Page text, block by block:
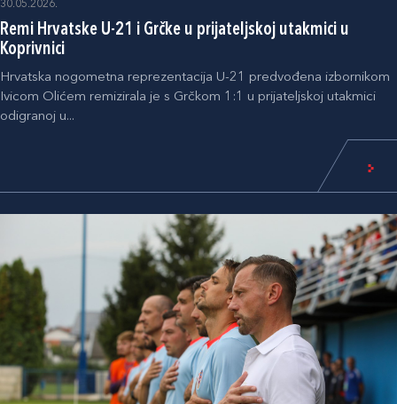
30.05.2026.
Remi Hrvatske U-21 i Grčke u prijateljskoj utakmici u
Koprivnici
Hrvatska nogometna reprezentacija U-21 predvođena izbornikom
Ivicom Olićem remizirala je s Grčkom 1:1 u prijateljskoj utakmici
odigranoj u...